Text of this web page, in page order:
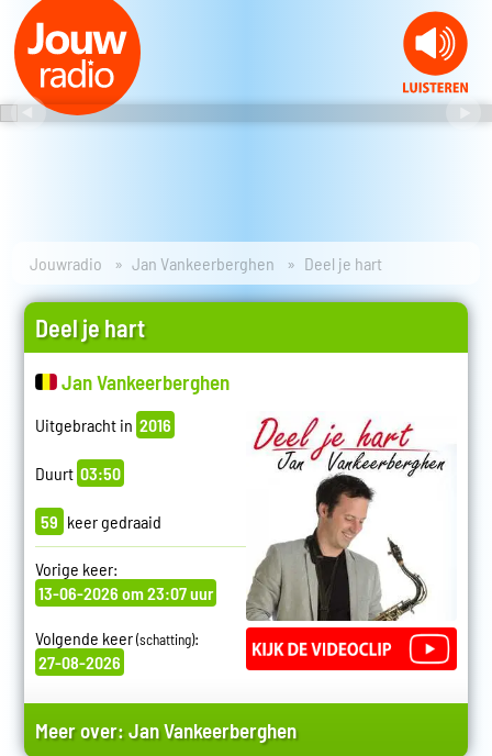
Jouwradio Jan Vankeerberghen Deel je hart
Deel je hart
Jan Vankeerberghen
Uitgebracht in 2016
Duurt 03:50
59 keer gedraaid
Vorige keer:
13-06-2026 om 23:07 uur
Volgende keer(schatting):
27-08-2026
Meer over:Jan Vankeerberghen